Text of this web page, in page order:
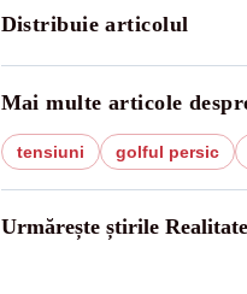
Distribuie articolul
Mai multe articole
tensiuni golful persic
Urmărește știrile